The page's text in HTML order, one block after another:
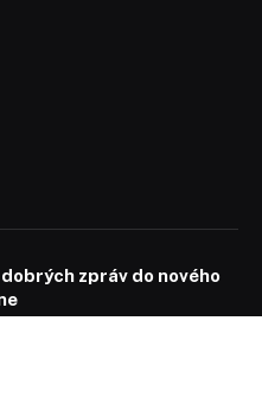
zpráv do nového